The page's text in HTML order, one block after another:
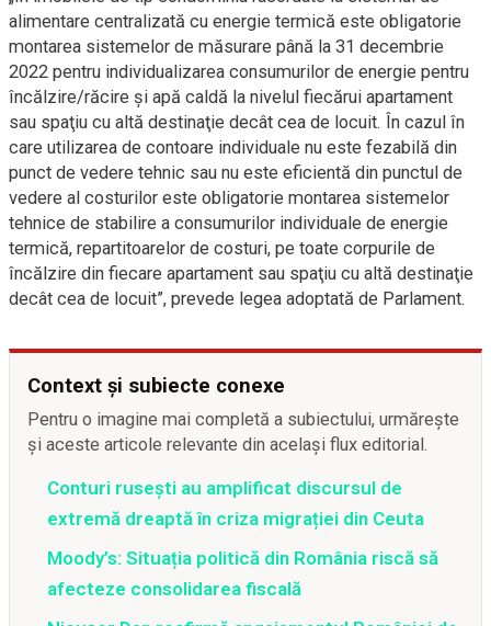
alimentare centralizată cu energie termică este obligatorie
montarea sistemelor de măsurare până la 31 decembrie
2022 pentru individualizarea consumurilor de energie pentru
încălzire/răcire şi apă caldă la nivelul fiecărui apartament
sau spaţiu cu altă destinaţie decât cea de locuit. În cazul în
care utilizarea de contoare individuale nu este fezabilă din
punct de vedere tehnic sau nu este eficientă din punctul de
vedere al costurilor este obligatorie montarea sistemelor
tehnice de stabilire a consumurilor individuale de energie
termică, repartitoarelor de costuri, pe toate corpurile de
încălzire din fiecare apartament sau spaţiu cu altă destinaţie
decât cea de locuit”, prevede legea adoptată de Parlament.
Context și subiecte conexe
Pentru o imagine mai completă a subiectului, urmărește
și aceste articole relevante din același flux editorial.
Conturi rusești au amplificat discursul de
extremă dreaptă în criza migrației din Ceuta
Moody’s: Situația politică din România riscă să
afecteze consolidarea fiscală